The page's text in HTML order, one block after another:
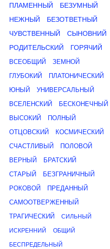
ПЛАМЕННЫЙ
БЕЗУМНЫЙ
НЕЖНЫЙ
БЕЗОТВЕТНЫЙ
ЧУВСТВЕННЫЙ
СЫНОВНИЙ
РОДИТЕЛЬСКИЙ
ГОРЯЧИЙ
ВСЕОБЩИЙ
ЗЕМНОЙ
ГЛУБОКИЙ
ПЛАТОНИЧЕСКИЙ
ЮНЫЙ
УНИВЕРСАЛЬНЫЙ
ВСЕЛЕНСКИЙ
БЕСКОНЕЧНЫЙ
ВЫСОКИЙ
ПОЛНЫЙ
ОТЦОВСКИЙ
КОСМИЧЕСКИЙ
СЧАСТЛИВЫЙ
ПОЛОВОЙ
ВЕРНЫЙ
БРАТСКИЙ
СТАРЫЙ
БЕЗГРАНИЧНЫЙ
РОКОВОЙ
ПРЕДАННЫЙ
САМООТВЕРЖЕННЫЙ
ТРАГИЧЕСКИЙ
СИЛЬНЫЙ
ИСКРЕННИЙ ОБЩИЙ
БЕСПРЕДЕЛЬНЫЙ